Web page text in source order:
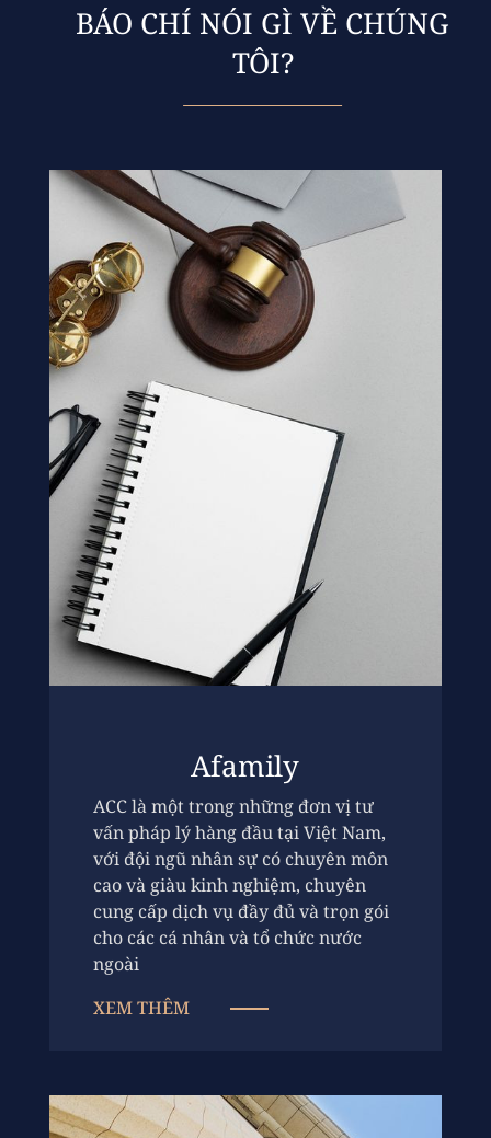
BÁO CHÍ NÓI GÌ VỀ CHÚNG
TÔI?
Afamily
ACC là một trong những đơn vị tư
vấn pháp lý hàng đầu tại Việt Nam,
với đội ngũ nhân sự có chuyên môn
cao và giàu kinh nghiệm, chuyên
cung cấp dịch vụ đầy đủ và trọn gói
cho các cá nhân và tổ chức nước
ngoài
XEM THÊM